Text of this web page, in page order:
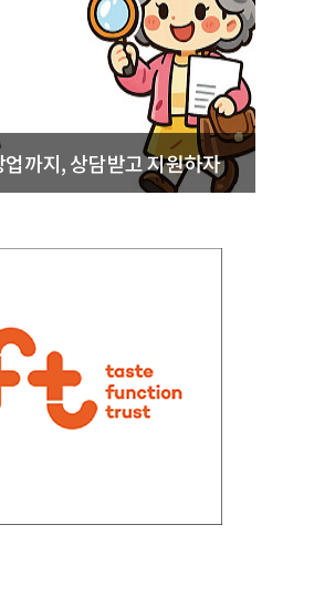
까지, 상담받고 지원하자